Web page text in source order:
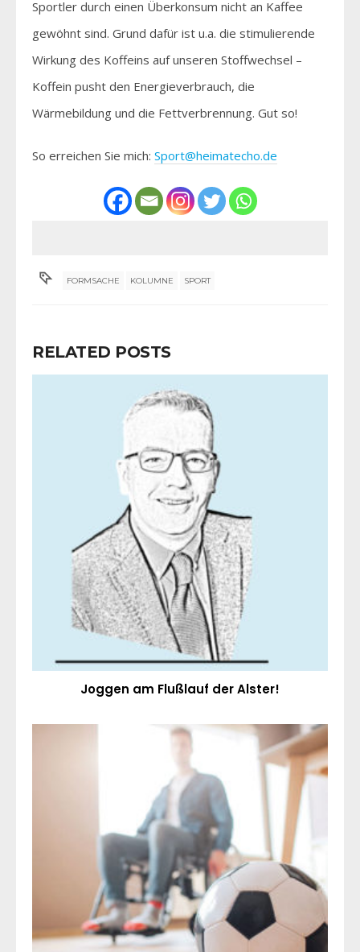
Sportler durch einen Überkonsum nicht an Kaffee
gewöhnt sind. Grund dafür ist u.a. die stimulierende
Wirkung des Koffeins auf unseren Stoffwechsel –
Koffein pusht den Energieverbrauch, die
Wärmebildung und die Fettverbrennung. Gut so!
So erreichen Sie mich: Sport@heimatecho.de
FORMSACHE KOLUMNE SPORT
RELATED POSTS
Joggen am Flußlauf der Alster!